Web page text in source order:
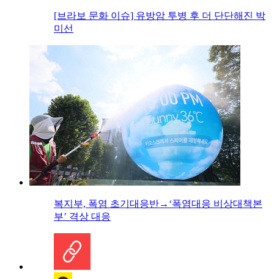
[브라보 문화 이슈] 유방암 투병 후 더 단단해진 박
미선
복지부, 폭염 초기대응반→‘폭염대응 비상대책본
부’ 격상 대응